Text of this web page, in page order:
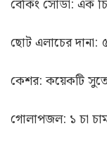
খোয়া ক্ষীর: ১ কাপ